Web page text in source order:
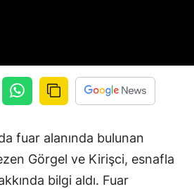
fuar alanında bulunan
Görgel ve Kirişci, esnafla
bilgi aldı. Fuar